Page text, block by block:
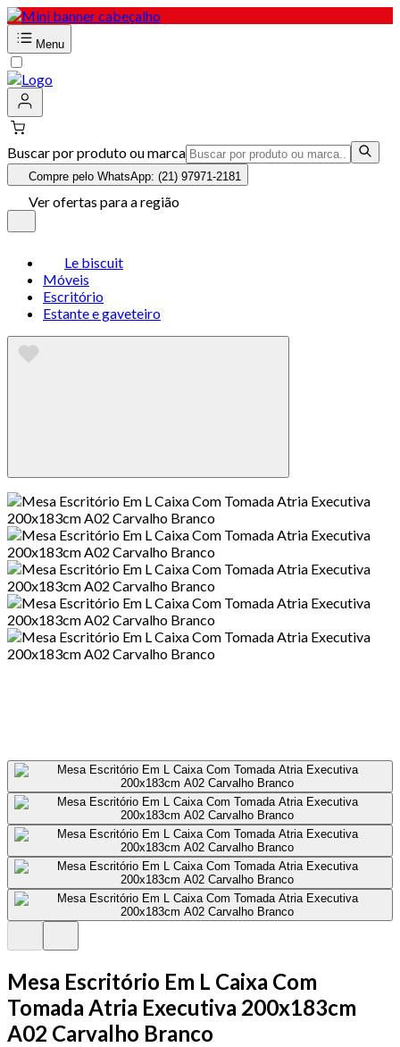
Menu
Buscar por produto ou marca
Compre pelo WhatsApp: (21) 97971-2181
Ver ofertas para a região
Le biscuit
Móveis
Escritório
Estante e gaveteiro
Mesa Escritório Em L Caixa Com
Tomada Atria Executiva 200x183cm
A02 Carvalho Branco